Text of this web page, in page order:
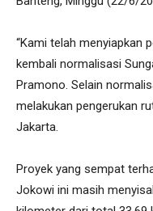
“Kami telah menyiapkan
kembali normalisasi
Pramono. Selain
melakukan pengerukan
Jakarta.
Proyek yang sempat
Jokowi ini masih